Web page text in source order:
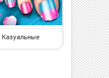
Казуальные